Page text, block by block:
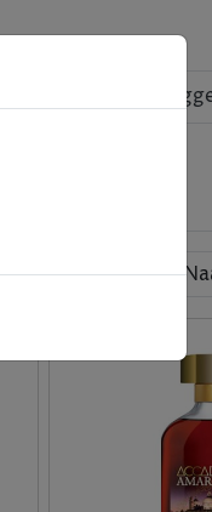
Sorteren op